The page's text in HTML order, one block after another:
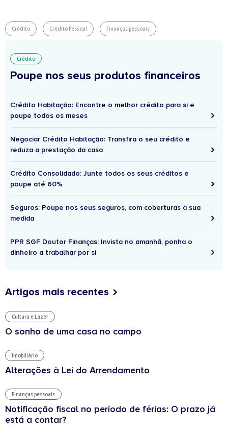
Crédito Crédito Pessoal Finanças pessoais
Crédito
Poupe nos seus produtos financeiros
Crédito Habitação: Encontre o melhor crédito para si e
poupe todos os meses
Negociar Crédito Habitação: Transfira o seu crédito e
reduza a prestação da casa
Crédito Consolidado: Junte todos os seus créditos e
poupe até 60%
Seguros: Poupe nos seus seguros, com coberturas à sua
medida
PPR SGF Doutor Finanças: Invista no amanhã, ponha o
dinheiro a trabalhar por si
Artigos mais recentes
Cultura e Lazer
O sonho de uma casa no campo
Imobiliário
Alterações à Lei do Arrendamento
Finanças pessoais
Notificação fiscal no período de férias: O prazo já
está a contar?